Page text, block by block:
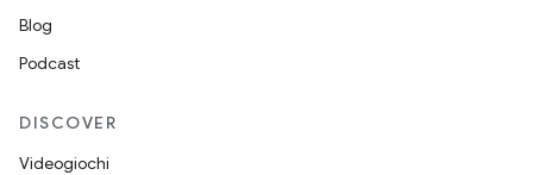
Blog
Podcast
DISCOVER
Videogiochi